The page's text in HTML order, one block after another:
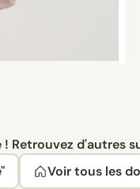
Retrouvez d'autres
Voir tous les